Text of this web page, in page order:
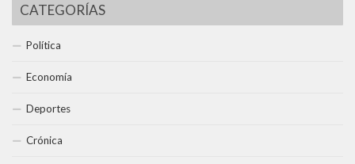
CATEGORÍAS
Política
Economía
Deportes
Crónica